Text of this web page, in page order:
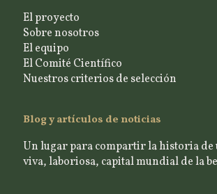
El proyecto
Sobre nosotros
El equipo
El Comité Científico
Nuestros criterios de selección
Blog y artículos de noticias
Un lugar para compartir la historia de
viva, laboriosa, capital mundial de la